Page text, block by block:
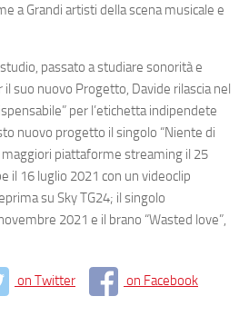
a Grandi artisti della scena musicale e
passato a studiare sonorità e
suo nuovo Progetto, Davide rilascia nel
per l’etichetta indipendete
nuovo progetto il singolo “Niente di
maggiori piattaforme streaming il 25
il 16 luglio 2021 con un videoclip
su Sky TG24; il singolo
2021 e il brano “Wasted love”,
on Twitter on Facebook